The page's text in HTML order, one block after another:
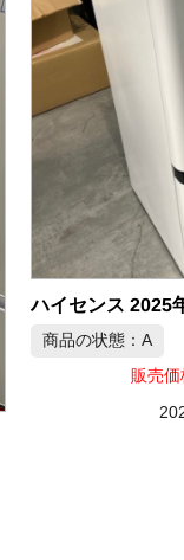
ハイセンス 2025
商品の状態：A
販売価